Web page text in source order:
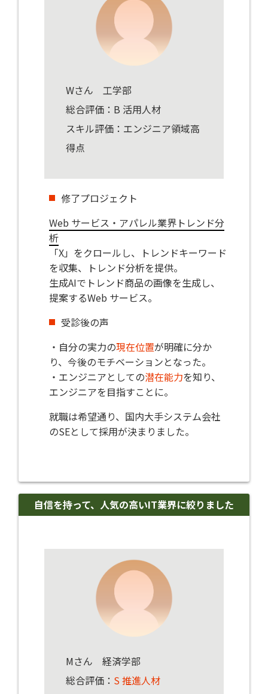
Wさん 工学部
総合評価：B 活用人材
スキル評価：エンジニア領域高
得点
修了プロジェクト
Web サービス・アパレル業界トレンド分
析
「X」をクロールし、トレンドキーワード
を収集、トレンド分析を提供。
生成AIでトレンド商品の画像を生成し、
提案するWeb サービス。
受診後の声
・自分の実力の現在位置が明確に分か
り、今後のモチベーションとなった。
・エンジニアとしての潜在能力を知り、
エンジニアを目指すことに。
就職は希望通り、国内大手システム会社
のSEとして採用が決まりました。
自信を持って、人気の高いIT業界に絞りました
Mさん 経済学部
総合評価： S 推進人材